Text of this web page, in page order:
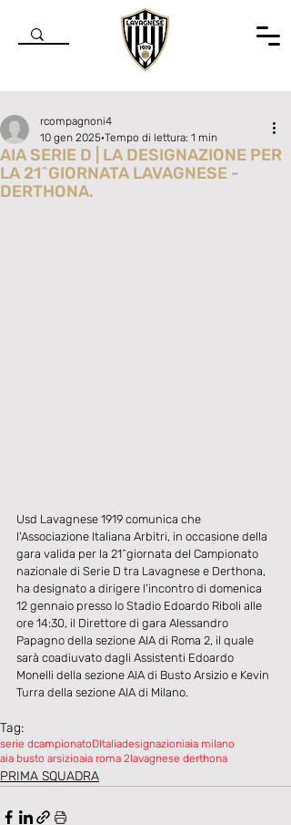
AIA SERIE D | LA DESIGNAZIONE PER
LA 21^GIORNATA LAVAGNESE -
DERTHONA.
rcompagnoni4
10 gen 2025 Tempo di lettura: 1 min
Usd Lavagnese 1919 comunica che
l'Associazione Italiana Arbitri, in occasione della
gara valida per la 21^giornata del Campionato
nazionale di Serie D tra Lavagnese e Derthona,
ha designato a dirigere l'incontro di domenica
12 gennaio presso lo Stadio Edoardo Riboli alle
ore 14:30, il Direttore di gara Alessandro
Papagno della sezione AIA di Roma 2, il quale
sarà coadiuvato dagli Assistenti Edoardo
Monelli della sezione AIA di Busto Arsizio e Kevin
Turra della sezione AIA di Milano.
Tag:
serie dcampionatoDItaliadesignazioniaia milano
aia busto arsizioaia roma 2lavagnese derthona
PRIMA SQUADRA